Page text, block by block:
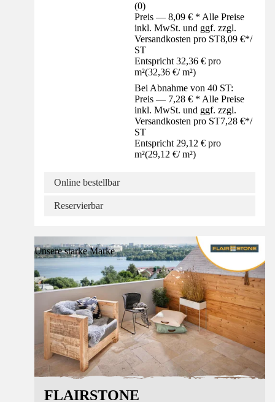
(0)
Preis — 8,09 € * Alle Preise
inkl. MwSt. und ggf. zzgl.
Versandkosten pro ST8,09 €*/
ST
Entspricht 32,36 € pro
m²(32,36 €/ m²)
Bei Abnahme von 40 ST:
Preis — 7,28 € * Alle Preise
inkl. MwSt. und ggf. zzgl.
Versandkosten pro ST7,28 €*/
ST
Entspricht 29,12 € pro
m²(29,12 €/ m²)
Online bestellbar
Reservierbar
Unsere starke Marke
FLAIRSTONE